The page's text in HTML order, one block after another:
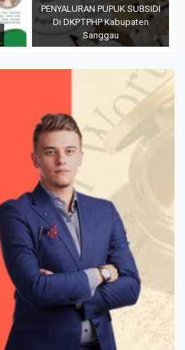
PENYALURAN PUPUK SUBSIDI
Di DKPTPHP Kabupaten
Sanggau